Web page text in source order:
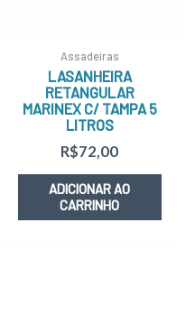
Assadeiras
LASANHEIRA
RETANGULAR
MARINEX C/ TAMPA 5
LITROS
R$72,00
ADICIONAR AO
CARRINHO